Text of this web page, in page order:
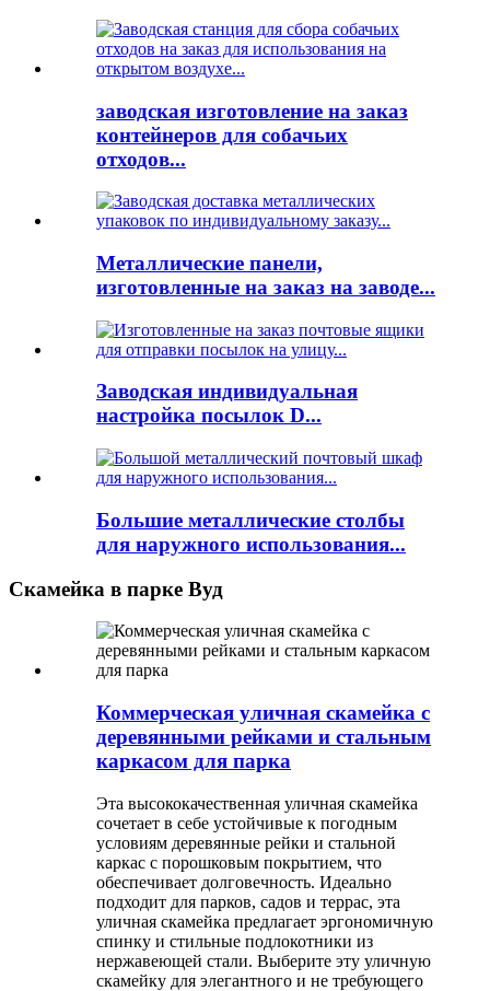
заводская изготовление на заказ
контейнеров для собачьих
отходов...
Металлические панели,
изготовленные на заказ на заводе...
Заводская индивидуальная
настройка посылок D...
Большие металлические столбы
для наружного использования...
Скамейка в парке Вуд
Коммерческая уличная скамейка с
деревянными рейками и стальным
каркасом для парка
Эта высококачественная уличная скамейка
сочетает в себе устойчивые к погодным
условиям деревянные рейки и стальной
каркас с порошковым покрытием, что
обеспечивает долговечность. Идеально
подходит для парков, садов и террас, эта
уличная скамейка предлагает эргономичную
спинку и стильные подлокотники из
нержавеющей стали. Выберите эту уличную
скамейку для элегантного и не требующего